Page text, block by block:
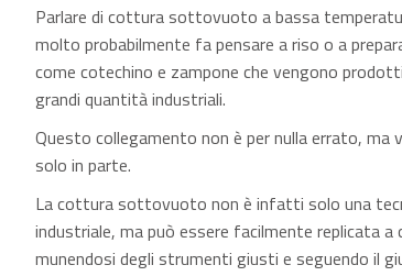
Parlare di cottura sottovuoto a bassa
molto probabilmente fa pensare a riso o a
come cotechino e zampone che vengono
grandi quantità industriali.
Questo collegamento non è per nulla errato, ma
solo in parte.
La cottura sottovuoto non è infatti solo una
industriale, ma può essere facilmente replicata a
munendosi degli strumenti giusti e seguendo il